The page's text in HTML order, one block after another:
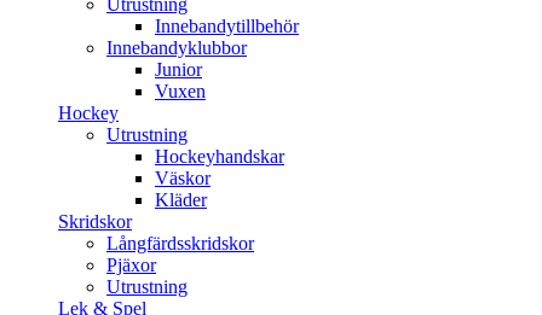
Utrustning
Innebandytillbehör
Innebandyklubbor
Junior
Vuxen
Hockey
Utrustning
Hockeyhandskar
Väskor
Kläder
Skridskor
Långfärdsskridskor
Pjäxor
Utrustning
Lek & Spel